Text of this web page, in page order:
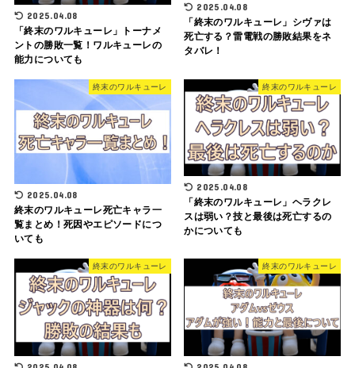
2025.04.08
「終末のワルキューレ」トーナメ
ントの勝敗一覧！ワルキューレの
能力についても
2025.04.08
「終末のワルキューレ」シヴァは
死亡する？雷電戦の勝敗結果をネ
タバレ！
終末のワルキューレ
2025.04.08
終末のワルキューレ死亡キャラ一
覧まとめ！死因やエピソードにつ
いても
終末のワルキューレ
2025.04.08
「終末のワルキューレ」ヘラクレ
スは弱い？技と最後は死亡するの
かについても
終末のワルキューレ 終末のワルキューレ